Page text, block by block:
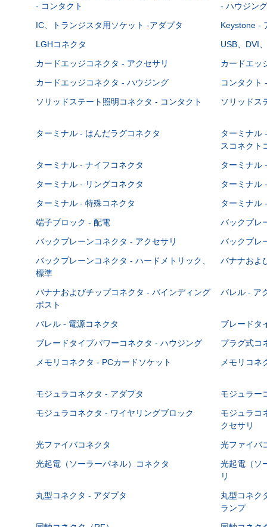
- コンタクト
- ハウジング
IC、トランジスタ用ソケット -アダプタ Keystone -
LGHコネクタ
USB、DVI
カードエッジコネクタ - アクセサリ
カードエッ
カードエッジコネクタ - ハウジング
コンタクト
ソリッドステート照明コネクタ - コンタクト
ソリッドス
ターミナル - はんだラグコネクタ
ターミナル
スコネクト
ターミナル - ナイフコネクタ ターミナル
ターミナル - リングコネクタ
ターミナル
ターミナル - 特殊コネクタ
ターミナル
端子ブロック - 配電
バックプレ
バックプレーンコネクタ - アクセサリ
バックプレ
バックプレーンコネクタ - ハードメトリック、
標準
バナナおよ
バナナおよびチップコネクタ - バインディング
ポスト
バレル - ア
バレル - 電源コネクタ ブレードタ
ブレードタイプパワーコネクタ - ハウジング
プラグ式コ
メモリコネクタ - PCカードソケット
メモリコネ
モジュラコネクタ - アダプタ モジュラー
モジュラコネクタ - ワイヤリングブロック
モジュラコ
クセサリ
光ファイバコネクタ 光ファイバ
光起電（ソーラーパネル）コネクタ
光起電（ソ
リ
丸型コネクタ - アダプタ
丸型コネク
ランプ